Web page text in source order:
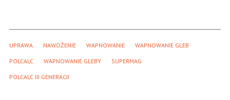
UPRAWA NAWOŻENIE WAPNOWANIE WAPNOWANIE GLEB
POLCALC WAPNOWANIE GLEBY SUPERMAG
POLCALC III GENERACJI